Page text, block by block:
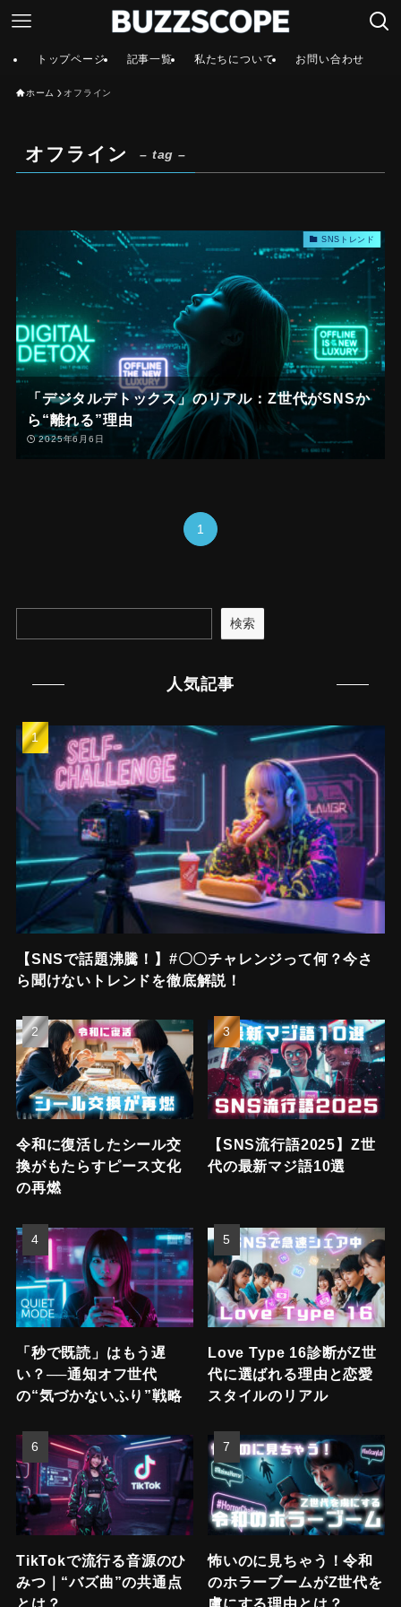
トップページ 記事一覧 私たちについて お問い合わせ
ホーム オフライン
オフライン – tag –
SNSトレンド
「デジタルデトックス」のリアル：Z世代がSNSか
ら“離れる”理由
2025年6月6日
1
検索
人気記事
【SNSで話題沸騰！】#〇〇チャレンジって何？今さ
ら聞けないトレンドを徹底解説！
令和に復活したシール交
換がもたらすピース文化
の再燃
【SNS流行語2025】Z世
代の最新マジ語10選
「秒で既読」はもう遅
い？──通知オフ世代
の“気づかないふり”戦略
Love Type 16診断がZ世
代に選ばれる理由と恋愛
スタイルのリアル
TikTokで流行る音源のひ
みつ｜“バズ曲”の共通点
とは？
怖いのに見ちゃう！令和
のホラーブームがZ世代を
虜にする理由とは？